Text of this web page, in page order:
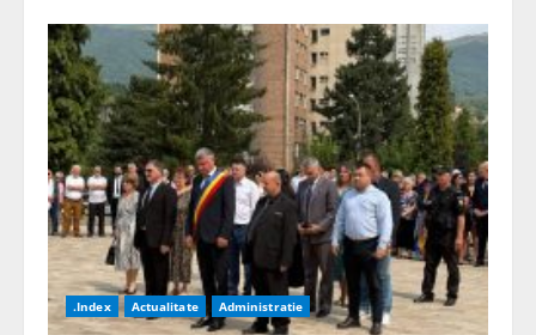
.Index Actualitate Administratie